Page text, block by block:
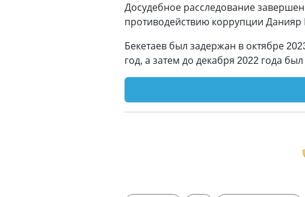
Досудебное расследование
противодействию коррупции Данияр
Бекетаев был задержан в октябре
год, а затем до декабря 2022 года